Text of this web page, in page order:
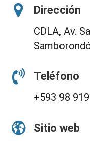
Dirección
CDLA, Av.
Teléfono
+593 98
Sitio web